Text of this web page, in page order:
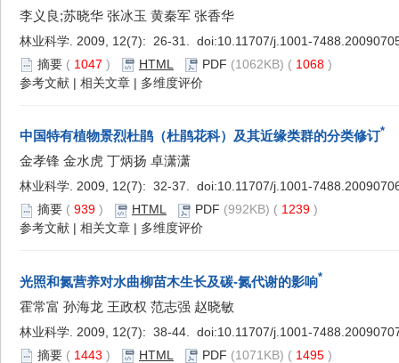
李义良;苏晓华 张冰玉 黄秦军 张香华
林业科学. 2009, 12(7): 26-31. doi:10.11707/j.1001-
摘要 ( 1047 ) HTML PDF (1062KB) ( 1068 )
参考文献 | 相关文章 | 多维度评价
中国特有植物景烈杜鹃（杜鹃花科）及其近缘类群的分类修订*
金孝锋 金水虎 丁炳扬 卓潇潇
林业科学. 2009, 12(7): 32-37. doi:10.11707/j.1001-
摘要 ( 939 ) HTML PDF (992KB) ( 1239 )
参考文献 | 相关文章 | 多维度评价
光照和氮营养对水曲柳苗木生长及碳-氮代谢的影响*
霍常富 孙海龙 王政权 范志强 赵晓敏
林业科学. 2009, 12(7): 38-44. doi:10.11707/j.1001-
摘要 ( 1443 ) HTML PDF (1071KB) ( 1495 )